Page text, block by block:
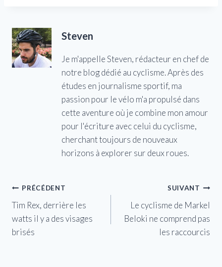
Steven
Je m'appelle Steven, rédacteur en chef de
notre blog dédié au cyclisme. Après des
études en journalisme sportif, ma
passion pour le vélo m'a propulsé dans
cette aventure où je combine mon amour
pour l'écriture avec celui du cyclisme,
cherchant toujours de nouveaux
horizons à explorer sur deux roues.
Navigation
de
l’article
PRÉCÉDENT
Tim Rex, derrière les
watts il y a des visages
brisés
SUIVANT
Le cyclisme de Markel
Beloki ne comprend pas
les raccourcis